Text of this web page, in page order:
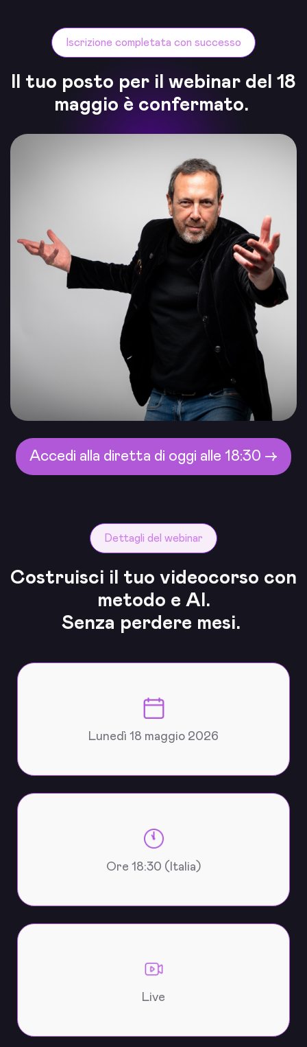
Iscrizione completata con successo
Il tuo posto per il webinar del 18
maggio è confermato.
Accedi alla diretta di oggi alle 18:30 →
Dettagli del webinar
Costruisci il tuo videocorso con
metodo e AI.
Senza perdere mesi.
Lunedì 18 maggio 2026
Ore 18:30 (Italia)
Live